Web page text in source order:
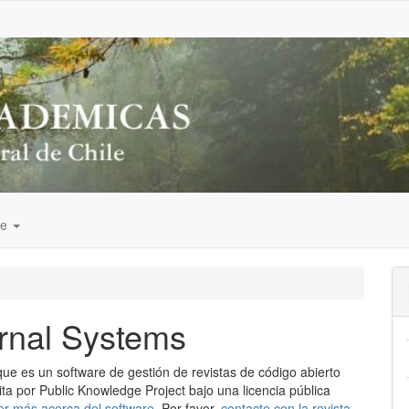
Systems
es un software de gestión de revistas de código abierto
por Public Knowledge Project bajo una licencia pública